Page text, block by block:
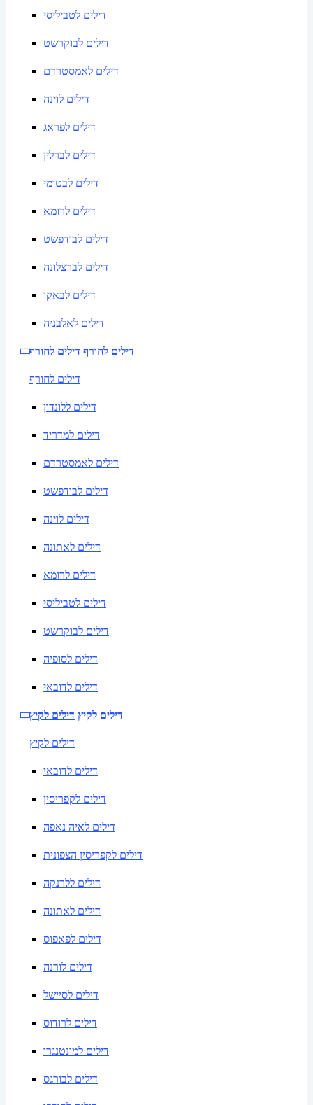
דילים לטביליסי
דילים לבוקרשט
דילים לאמסטרדם
דילים לוינה
דילים לפראג
דילים לברלין
דילים לבטומי
דילים לרומא
דילים לבודפשט
דילים לברצלונה
דילים לבאקו
דילים לאלבניה
דילים לחורף דילים לחורף
דילים לחורף
דילים ללונדון
דילים למדריד
דילים לאמסטרדם
דילים לבודפשט
דילים לוינה
דילים לאתונה
דילים לרומא
דילים לטביליסי
דילים לבוקרשט
דילים לסופיה
דילים לדובאי
דילים לקיץ דילים לקיץ
דילים לקיץ
דילים לדובאי
דילים לקפריסין
דילים לאיה נאפה
דילים לקפריסין הצפונית
דילים ללרנקה
דילים לאתונה
דילים לפאפוס
דילים לורנה
דילים לסיישל
דילים לרודוס
דילים למונטנגרו
דילים לבורגס